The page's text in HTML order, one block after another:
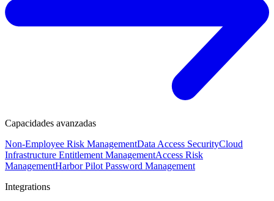
Capacidades avanzadas
Non-Employee Risk ManagementData Access SecurityCloud
Infrastructure Entitlement ManagementAccess Risk
ManagementHarbor Pilot Password Management
Integrations